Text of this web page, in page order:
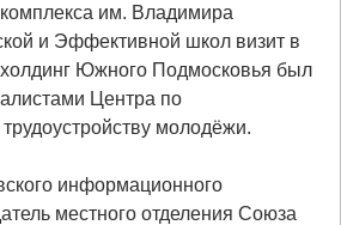
им. Владимира
и Эффективной школ визит в
Южного Подмосковья был
Центра по
молодёжи.
информационного
местного отделения Союза